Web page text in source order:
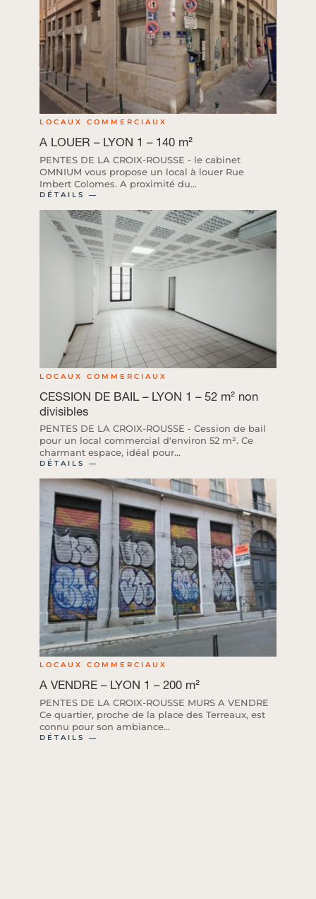
LOCAUX COMMERCIAUX
A LOUER – LYON 1 – 140 m²
PENTES DE LA CROIX-ROUSSE - le cabinet
OMNIUM vous propose un local à louer Rue
Imbert Colomes. A proximité du...
DÉTAILS ―
LOCAUX COMMERCIAUX
CESSION DE BAIL – LYON 1 – 52 m² non
divisibles
PENTES DE LA CROIX-ROUSSE - Cession de bail
pour un local commercial d'environ 52 m². Ce
charmant espace, idéal pour...
DÉTAILS ―
LOCAUX COMMERCIAUX
A VENDRE – LYON 1 – 200 m²
PENTES DE LA CROIX-ROUSSE MURS A VENDRE
Ce quartier, proche de la place des Terreaux, est
connu pour son ambiance...
DÉTAILS ―